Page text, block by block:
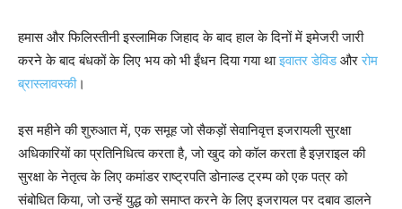
हमास और फिलिस्तीनी इस्लामिक जिहाद के बाद हाल के दिनों में इमेजरी जारी
करने के बाद बंधकों के लिए भय को भी ईंधन दिया गया थाइवातर डेविडऔररोम
ब्रास्लावस्की।
इस महीने की शुरुआत में, एक समूह जो सैकड़ों सेवानिवृत्त इजरायली सुरक्षा
अधिकारियों का प्रतिनिधित्व करता है, जो खुद को कॉल करता हैइज़राइल की
सुरक्षा के नेतृत्व के लिए कमांडरराष्ट्रपति डोनाल्ड ट्रम्प को एक पत्र को
संबोधित किया, जो उन्हें युद्ध को समाप्त करने के लिए इजरायल पर दबाव डालने